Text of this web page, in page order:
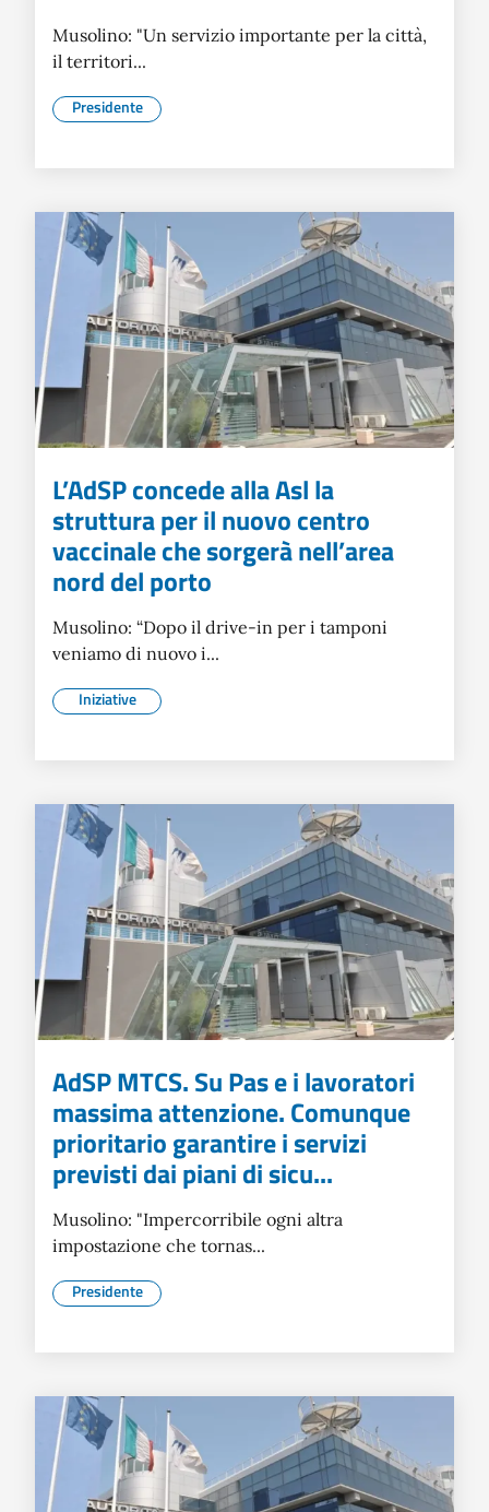
Musolino: "Un servizio importante per la città,
il territori...
Presidente
L’AdSP concede alla Asl la
struttura per il nuovo centro
vaccinale che sorgerà nell’area
nord del porto
Musolino: “Dopo il drive-in per i tamponi
veniamo di nuovo i...
Iniziative
AdSP MTCS. Su Pas e i lavoratori
massima attenzione. Comunque
prioritario garantire i servizi
previsti dai piani di sicu...
Musolino: "Impercorribile ogni altra
impostazione che tornas...
Presidente